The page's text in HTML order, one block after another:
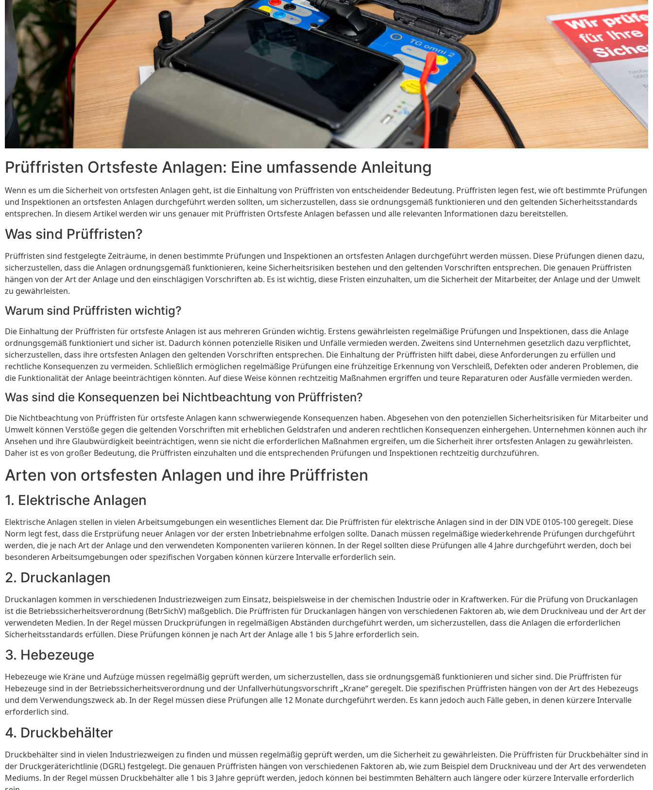
Prüffristen Ortsfeste Anlagen: Eine umfassende Anleitung
Wenn es um die Sicherheit von ortsfesten Anlagen geht, ist die Einhaltung von Prüffristen von entscheidender Bedeutung. Prüffristen legen fest, wie oft bestimmte Prüfungen
und Inspektionen an ortsfesten Anlagen durchgeführt werden sollten, um sicherzustellen, dass sie ordnungsgemäß funktionieren und den geltenden Sicherheitsstandards
entsprechen. In diesem Artikel werden wir uns genauer mit Prüffristen Ortsfeste Anlagen befassen und alle relevanten Informationen dazu bereitstellen.
Was sind Prüffristen?
Prüffristen sind festgelegte Zeiträume, in denen bestimmte Prüfungen und Inspektionen an ortsfesten Anlagen durchgeführt werden müssen. Diese Prüfungen dienen dazu,
sicherzustellen, dass die Anlagen ordnungsgemäß funktionieren, keine Sicherheitsrisiken bestehen und den geltenden Vorschriften entsprechen. Die genauen Prüffristen
hängen von der Art der Anlage und den einschlägigen Vorschriften ab. Es ist wichtig, diese Fristen einzuhalten, um die Sicherheit der Mitarbeiter, der Anlage und der Umwelt
zu gewährleisten.
Warum sind Prüffristen wichtig?
Die Einhaltung der Prüffristen für ortsfeste Anlagen ist aus mehreren Gründen wichtig. Erstens gewährleisten regelmäßige Prüfungen und Inspektionen, dass die Anlage
ordnungsgemäß funktioniert und sicher ist. Dadurch können potenzielle Risiken und Unfälle vermieden werden. Zweitens sind Unternehmen gesetzlich dazu verpflichtet,
sicherzustellen, dass ihre ortsfesten Anlagen den geltenden Vorschriften entsprechen. Die Einhaltung der Prüffristen hilft dabei, diese Anforderungen zu erfüllen und
rechtliche Konsequenzen zu vermeiden. Schließlich ermöglichen regelmäßige Prüfungen eine frühzeitige Erkennung von Verschleiß, Defekten oder anderen Problemen, die
die Funktionalität der Anlage beeinträchtigen könnten. Auf diese Weise können rechtzeitig Maßnahmen ergriffen und teure Reparaturen oder Ausfälle vermieden werden.
Was sind die Konsequenzen bei Nichtbeachtung von Prüffristen?
Die Nichtbeachtung von Prüffristen für ortsfeste Anlagen kann schwerwiegende Konsequenzen haben. Abgesehen von den potenziellen Sicherheitsrisiken für Mitarbeiter und
Umwelt können Verstöße gegen die geltenden Vorschriften mit erheblichen Geldstrafen und anderen rechtlichen Konsequenzen einhergehen. Unternehmen können auch ihr
Ansehen und ihre Glaubwürdigkeit beeinträchtigen, wenn sie nicht die erforderlichen Maßnahmen ergreifen, um die Sicherheit ihrer ortsfesten Anlagen zu gewährleisten.
Daher ist es von großer Bedeutung, die Prüffristen einzuhalten und die entsprechenden Prüfungen und Inspektionen rechtzeitig durchzuführen.
Arten von ortsfesten Anlagen und ihre Prüffristen
1. Elektrische Anlagen
Elektrische Anlagen stellen in vielen Arbeitsumgebungen ein wesentliches Element dar. Die Prüffristen für elektrische Anlagen sind in der DIN VDE 0105-100 geregelt. Diese
Norm legt fest, dass die Erstprüfung neuer Anlagen vor der ersten Inbetriebnahme erfolgen sollte. Danach müssen regelmäßige wiederkehrende Prüfungen durchgeführt
werden, die je nach Art der Anlage und den verwendeten Komponenten variieren können. In der Regel sollten diese Prüfungen alle 4 Jahre durchgeführt werden, doch bei
besonderen Arbeitsumgebungen oder spezifischen Vorgaben können kürzere Intervalle erforderlich sein.
2. Druckanlagen
Druckanlagen kommen in verschiedenen Industriezweigen zum Einsatz, beispielsweise in der chemischen Industrie oder in Kraftwerken. Für die Prüfung von Druckanlagen
ist die Betriebssicherheitsverordnung (BetrSichV) maßgeblich. Die Prüffristen für Druckanlagen hängen von verschiedenen Faktoren ab, wie dem Druckniveau und der Art der
verwendeten Medien. In der Regel müssen Druckprüfungen in regelmäßigen Abständen durchgeführt werden, um sicherzustellen, dass die Anlagen die erforderlichen
Sicherheitsstandards erfüllen. Diese Prüfungen können je nach Art der Anlage alle 1 bis 5 Jahre erforderlich sein.
3. Hebezeuge
Hebezeuge wie Kräne und Aufzüge müssen regelmäßig geprüft werden, um sicherzustellen, dass sie ordnungsgemäß funktionieren und sicher sind. Die Prüffristen für
Hebezeuge sind in der Betriebssicherheitsverordnung und der Unfallverhütungsvorschrift „Krane“ geregelt. Die spezifischen Prüffristen hängen von der Art des Hebezeugs
und dem Verwendungszweck ab. In der Regel müssen diese Prüfungen alle 12 Monate durchgeführt werden. Es kann jedoch auch Fälle geben, in denen kürzere Intervalle
erforderlich sind.
4. Druckbehälter
Druckbehälter sind in vielen Industriezweigen zu finden und müssen regelmäßig geprüft werden, um die Sicherheit zu gewährleisten. Die Prüffristen für Druckbehälter sind in
der Druckgeräterichtlinie (DGRL) festgelegt. Die genauen Prüffristen hängen von verschiedenen Faktoren ab, wie zum Beispiel dem Druckniveau und der Art des verwendeten
Mediums. In der Regel müssen Druckbehälter alle 1 bis 3 Jahre geprüft werden, jedoch können bei bestimmten Behältern auch längere oder kürzere Intervalle erforderlich